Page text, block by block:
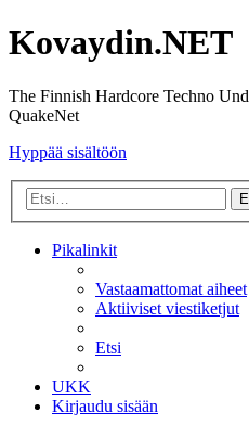
Kovaydin.NET
The Finnish Hardcore Techno
QuakeNet
Hyppää sisältöön
Pikalinkit
Vastaamattomat aiheet
Aktiiviset viestiketjut
Etsi
UKK
Kirjaudu sisään